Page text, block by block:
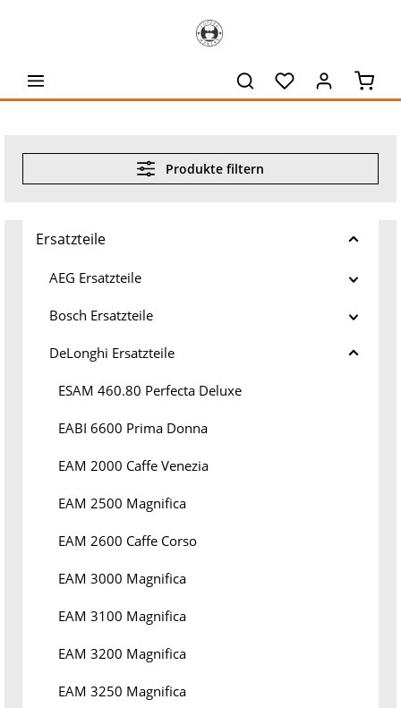
Produkte filtern
Ersatzteile
AEG Ersatzteile
Bosch Ersatzteile
DeLonghi Ersatzteile
ESAM 460.80 Perfecta Deluxe
EABI 6600 Prima Donna
EAM 2000 Caffe Venezia
EAM 2500 Magnifica
EAM 2600 Caffe Corso
EAM 3000 Magnifica
EAM 3100 Magnifica
EAM 3200 Magnifica
EAM 3250 Magnifica